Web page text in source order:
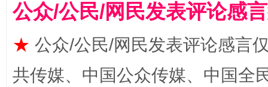
公众/公民/网民发表评论感
★ 公众/公民/网民发表评论感言
共传媒、中国公众传媒、中国全